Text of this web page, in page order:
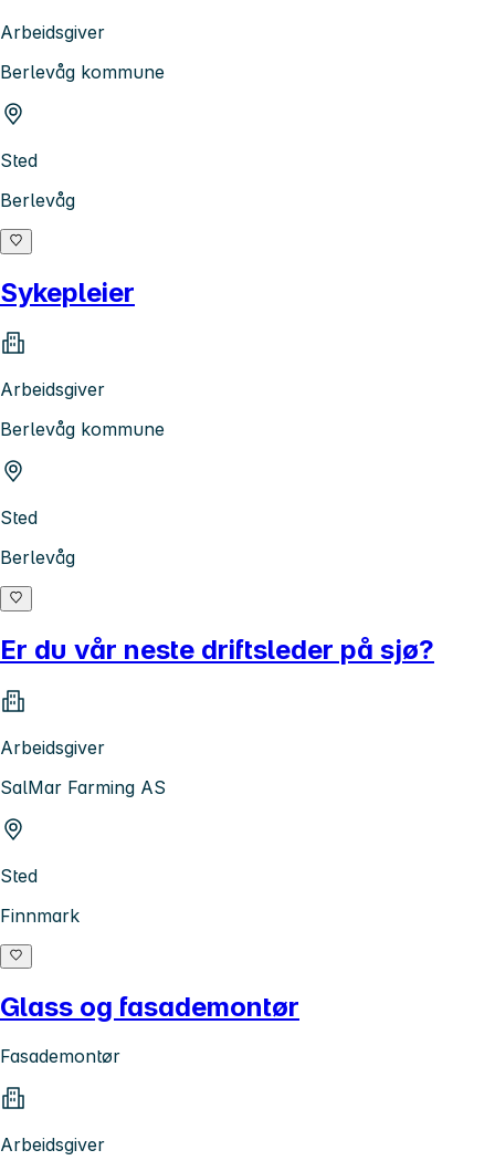
Arbeidsgiver
Berlevåg kommune
Sted
Berlevåg
Sykepleier
Arbeidsgiver
Berlevåg kommune
Sted
Berlevåg
Er du vår neste driftsleder på sjø?
Arbeidsgiver
SalMar Farming AS
Sted
Finnmark
Glass og fasademontør
Fasademontør
Arbeidsgiver